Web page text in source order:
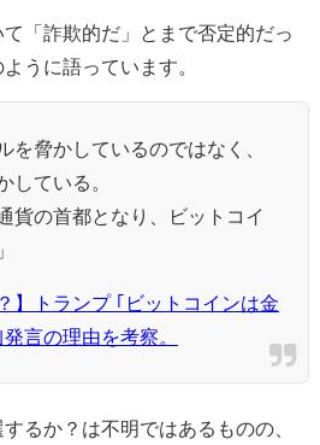
「詐欺的だ」とまで否定的だっ
うに語っています。
を脅かしているのではなく、
している。
貨の首都となり、ビットコイ
】トランプ ｢ビットコインは金
言の理由を考察。
るか？は不明ではあるものの、